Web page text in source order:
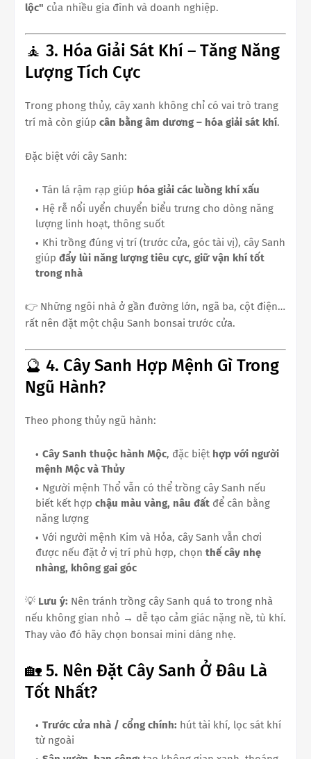
lộc" của nhiều gia đình và doanh nghiệp.
🧘 3. Hóa Giải Sát Khí – Tăng Năng
Lượng Tích Cực
Trong phong thủy, cây xanh không chỉ có vai trò trang
trí mà còn giúp cân bằng âm dương – hóa giải sát khí.
Đặc biệt với cây Sanh:
Tán lá rậm rạp giúp hóa giải các luồng khí xấu
Hệ rễ nổi uyển chuyển biểu trưng cho dòng năng
lượng linh hoạt, thông suốt
Khi trồng đúng vị trí (trước cửa, góc tài vị), cây Sanh
giúp đẩy lùi năng lượng tiêu cực, giữ vận khí tốt
trong nhà
👉 Những ngôi nhà ở gần đường lớn, ngã ba, cột điện…
rất nên đặt một chậu Sanh bonsai trước cửa.
🔮 4. Cây Sanh Hợp Mệnh Gì Trong
Ngũ Hành?
Theo phong thủy ngũ hành:
Cây Sanh thuộc hành Mộc, đặc biệt hợp với người
mệnh Mộc và Thủy
Người mệnh Thổ vẫn có thể trồng cây Sanh nếu
biết kết hợp chậu màu vàng, nâu đất để cân bằng
năng lượng
Với người mệnh Kim và Hỏa, cây Sanh vẫn chơi
được nếu đặt ở vị trí phù hợp, chọn thế cây nhẹ
nhàng, không gai góc
💡 Lưu ý: Nên tránh trồng cây Sanh quá to trong nhà
nếu không gian nhỏ → dễ tạo cảm giác nặng nề, tù khí.
Thay vào đó hãy chọn bonsai mini dáng nhẹ.
🏡 5. Nên Đặt Cây Sanh Ở Đâu Là
Tốt Nhất?
Trước cửa nhà / cổng chính: hút tài khí, lọc sát khí
từ ngoài